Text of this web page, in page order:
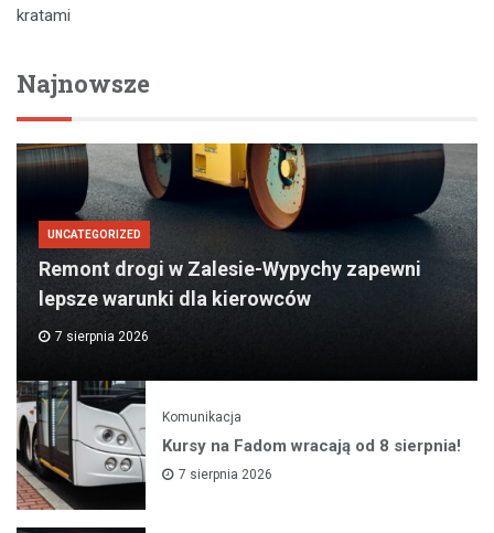
kratami
Najnowsze
UNCATEGORIZED
Remont drogi w Zalesie-Wypychy zapewni
lepsze warunki dla kierowców
7 sierpnia 2026
Komunikacja
Kursy na Fadom wracają od 8 sierpnia!
7 sierpnia 2026